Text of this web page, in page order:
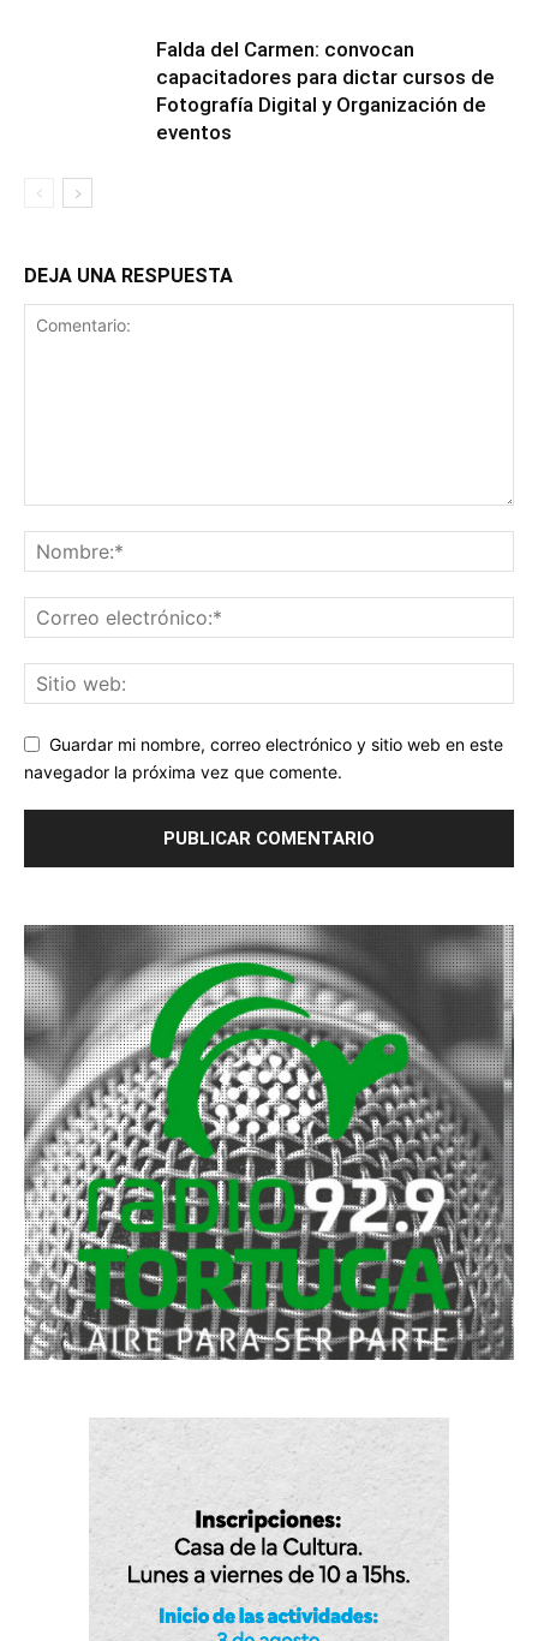
Falda del Carmen: convocan
capacitadores para dictar cursos de
Fotografía Digital y Organización de
eventos
DEJA UNA RESPUESTA
Guardar mi nombre, correo electrónico y sitio web en este
navegador la próxima vez que comente.